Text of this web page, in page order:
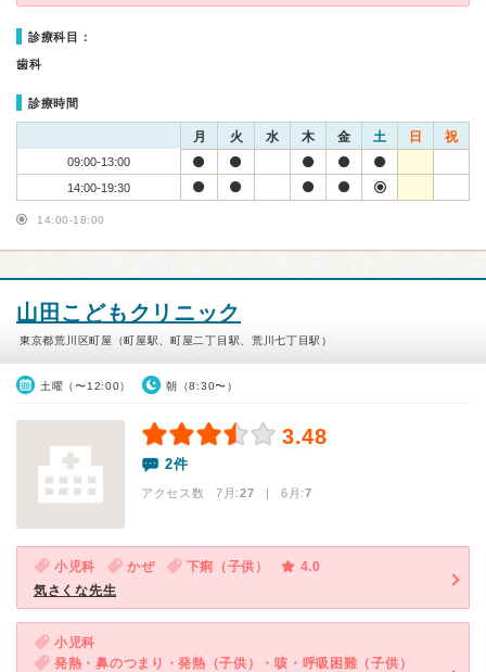
診療科目：
歯科
診療時間
月 火 水 木 金 土 日 祝
09:00-13:00
14:00-19:30
14:00-18:00
山田こどもクリニック
東京都荒川区町屋（町屋駅、町屋二丁目駅、荒川七丁目駅）
土曜（〜12:00） 朝（8:30〜）
3.48
2件
アクセス数 7月:27 | 6月:7
小児科 かぜ 下痢（子供）
4.0
気さくな先生
小児科
発熱・鼻のつまり・発熱（子供）・咳・呼吸困難（子供）